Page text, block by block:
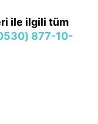
ile ilgili tüm
877-10-